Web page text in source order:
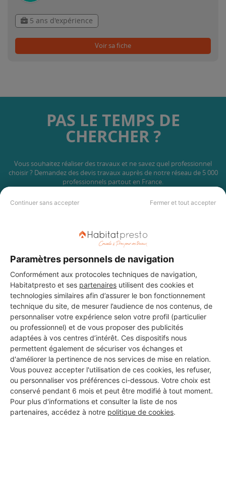
Continuer sans accepter Fermer et tout accepter
Paramètres personnels de navigation
Conformément aux protocoles techniques de navigation,
Habitatpresto et ses partenaires utilisent des cookies et
technologies similaires afin d’assurer le bon fonctionnement
technique du site, de mesurer l’audience de nos contenus, de
personnaliser votre expérience selon votre profil (particulier
ou professionnel) et de vous proposer des publicités
adaptées à vos centres d’intérêt. Ces dispositifs nous
permettent également de sécuriser vos échanges et
d'améliorer la pertinence de nos services de mise en relation.
Vous pouvez accepter l'utilisation de ces cookies, les refuser,
ou personnaliser vos préférences ci-dessous. Votre choix est
conservé pendant 6 mois et peut être modifié à tout moment.
Pour plus d'informations et consulter la liste de nos
partenaires, accédez à notre politique de cookies.
5 ans d'expérience
Voir sa fiche
PAS LE TEMPS DE
CHERCHER ?
Vous souhaitez réaliser des travaux et ne savez quel professionnel
choisir ? Demandez des devis travaux auprès de notre réseau de 5 000
professionnels partout en France.
DEMANDER UN DEVIS